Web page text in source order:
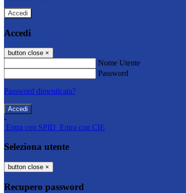
Accedi
Accedi
button close ×
Nome Utente
Password
Password dimenticata?
-
Entra con SPID Entra con CIE
Seleziona utente
button close ×
Recupero password